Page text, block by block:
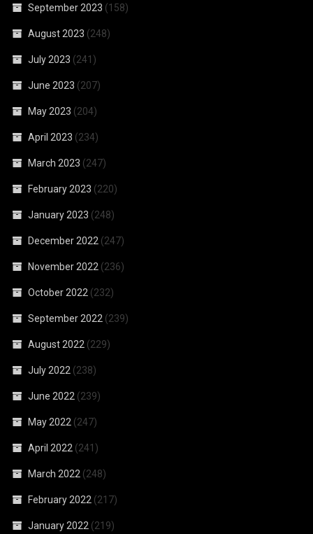
September 2023 (158)
August 2023 (248)
July 2023 (241)
June 2023 (207)
May 2023 (204)
April 2023 (234)
March 2023 (247)
February 2023 (220)
January 2023 (248)
December 2022 (247)
November 2022 (236)
October 2022 (232)
September 2022 (239)
August 2022 (229)
July 2022 (238)
June 2022 (239)
May 2022 (247)
April 2022 (241)
March 2022 (248)
February 2022 (217)
January 2022 (219)